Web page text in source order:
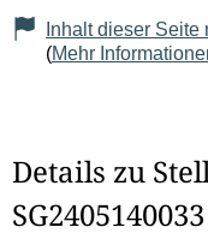
Inhalt dieser Seite
(Mehr
Details zu